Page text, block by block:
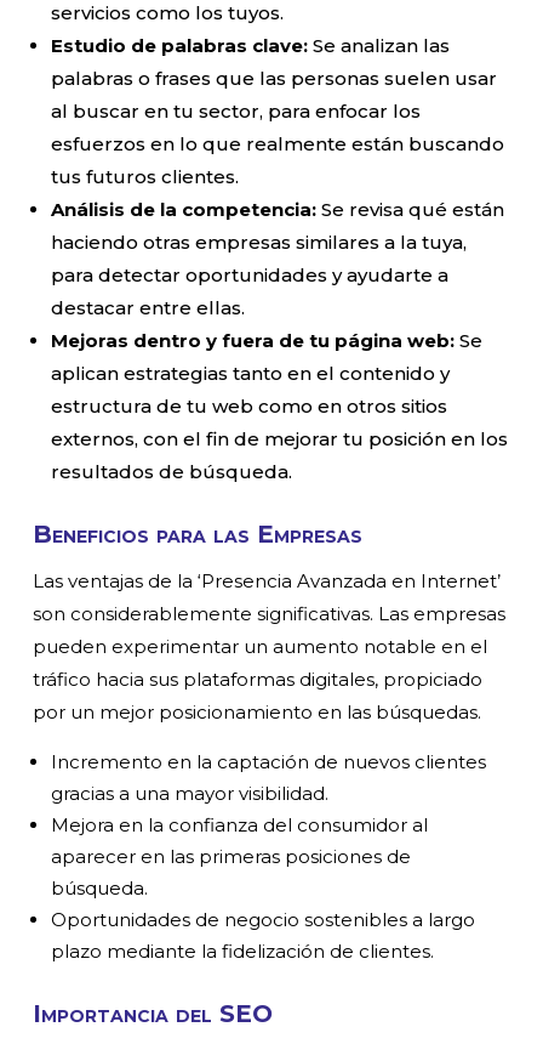
servicios como los tuyos.
Estudio de palabras clave: Se analizan las
palabras o frases que las personas suelen usar
al buscar en tu sector, para enfocar los
esfuerzos en lo que realmente están buscando
tus futuros clientes.
Análisis de la competencia: Se revisa qué están
haciendo otras empresas similares a la tuya,
para detectar oportunidades y ayudarte a
destacar entre ellas.
Mejoras dentro y fuera de tu página web: Se
aplican estrategias tanto en el contenido y
estructura de tu web como en otros sitios
externos, con el fin de mejorar tu posición en los
resultados de búsqueda.
Beneficios para las Empresas
Las ventajas de la ‘Presencia Avanzada en Internet’
son considerablemente significativas. Las empresas
pueden experimentar un aumento notable en el
tráfico hacia sus plataformas digitales, propiciado
por un mejor posicionamiento en las búsquedas.
Incremento en la captación de nuevos clientes
gracias a una mayor visibilidad.
Mejora en la confianza del consumidor al
aparecer en las primeras posiciones de
búsqueda.
Oportunidades de negocio sostenibles a largo
plazo mediante la fidelización de clientes.
Importancia del SEO